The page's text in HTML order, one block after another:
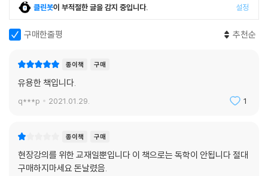
1) ZSphereChain의 스킨화
(1) Adaptive Skin
3. ZSphere Topology
4. ZSketch
5. ZSphere Rigging
1. Polygroups
1) Polygroups 메뉴
2) Polygroup 선택
클린봇이 부적절한 글을 감지 중입니다. 설정
구매한줄평 추천순
종이책 구매
유용한 책입니다.
q***p 2021.01.29. 1
종이책 구매
현장강의를 위한 교재일뿐입니다 이 책으로는 독학이 안됩니다 절대
구매하지마세요 돈날렸음.